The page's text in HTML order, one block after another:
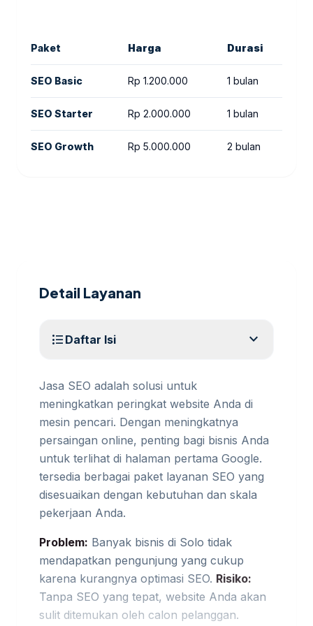
Paket Harga Durasi
SEO Basic Rp 1.200.000 1 bulan
SEO Starter Rp 2.000.000 1 bulan
SEO Growth Rp 5.000.000 2 bulan
Detail Layanan
format_list_bulleted Daftar Isi expand_more
Jasa SEO adalah solusi untuk
meningkatkan peringkat website Anda di
mesin pencari. Dengan meningkatnya
persaingan online, penting bagi bisnis Anda
untuk terlihat di halaman pertama Google.
tersedia berbagai paket layanan SEO yang
disesuaikan dengan kebutuhan dan skala
pekerjaan Anda.
Problem: Banyak bisnis di Solo tidak
mendapatkan pengunjung yang cukup
karena kurangnya optimasi SEO. Risiko:
Tanpa SEO yang tepat, website Anda akan
sulit ditemukan oleh calon pelanggan.